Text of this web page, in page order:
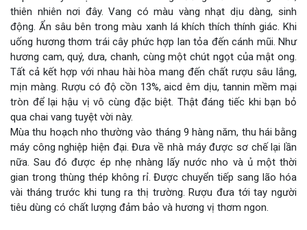
thiên nhiên nơi đây. Vang có màu vàng nhạt dịu dàng, sinh
động. Ẩn sâu bên trong màu xanh lá khích thích thính giác. Khi
uống hương thơm trái cây phức hợp lan tỏa đến cánh mũi. Như
hương cam, quý, dưa, chanh, cùng một chút ngọt của mật ong.
Tất cả kết hợp với nhau hài hòa mang đến chất rượu sâu lắng,
mịn màng. Rượu có độ cồn 13%, aicd êm dịu, tannin mềm mại
tròn để lại hậu vị vô cùng đặc biệt. Thật đáng tiếc khi bạn bỏ
qua chai vang tuyệt vời này.
Mùa thu hoạch nho thường vào tháng 9 hàng năm, thu hái bằng
máy công nghiệp hiện đại. Đưa về nhà máy được sơ chế lại lần
nữa. Sau đó được ép nhẹ nhàng lấy nước nho và ủ một thời
gian trong thùng thép không rỉ. Được chuyển tiếp sang lão hóa
vài tháng trước khi tung ra thị trường. Rượu đưa tới tay người
tiêu dùng có chất lượng đảm bảo và hương vị thơm ngon.